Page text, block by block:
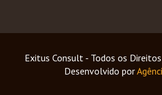
Exitus Consult - Todos os
Desenvolvido por